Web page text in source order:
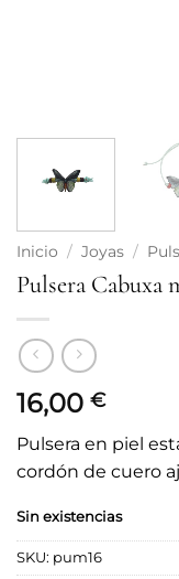
Inicio / Joyas /
Pulsera Cabuxa
16,00 €
Pulsera en piel
cordón de cuero
Sin existencias
SKU: pum16